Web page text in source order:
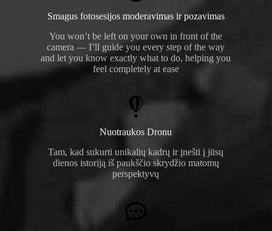
Smagus fotosesijos moderavimas ir pozavimas
You won’t be left on your own in front of the
camera — I’ll guide you every step of the way
and let you know exactly what to do, helping you
feel completely at ease
Nuotraukos Dronu
Tam, kad sukurti unikalių kadrų ir įnešti į jūsų
dienos istoriją iš paukščio skrydžio matomų
perspektyvų